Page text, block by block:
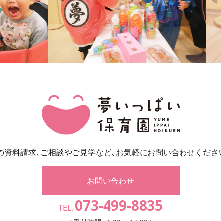
資料請求、ご相談やご見学など、お気軽にお問い合わせくださ
お問い合わせ
TEL. 073-499-8835